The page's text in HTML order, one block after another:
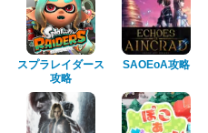
スプラレイダース
攻略
SAOEoA攻略